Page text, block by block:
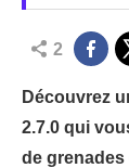
2
Découvrez
2.7.0 qui
de